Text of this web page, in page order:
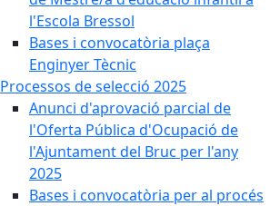
l'Escola Bressol
Bases i convocatòria plaça
Enginyer Tècnic
Processos de selecció 2025
Anunci d'aprovació parcial de
l'Oferta Pública d'Ocupació de
l'Ajuntament del Bruc per l'any
2025
Bases i convocatòria per al procés